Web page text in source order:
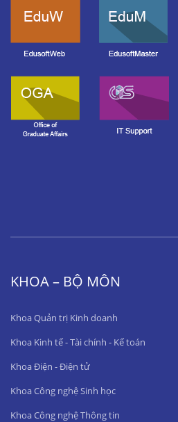
KHOA – BỘ MÔN
Khoa Quản trị Kinh doanh
Khoa Kinh tế - Tài chính - Kế toán
Khoa Điện - Điện tử
Khoa Công nghệ Sinh học
Khoa Công nghệ Thông tin